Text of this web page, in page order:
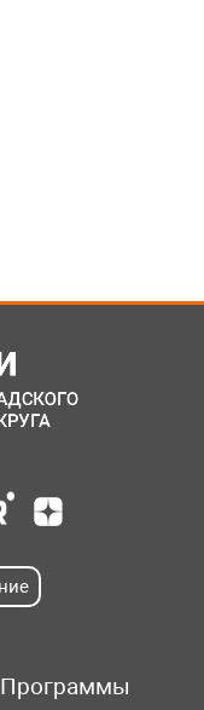
Программы